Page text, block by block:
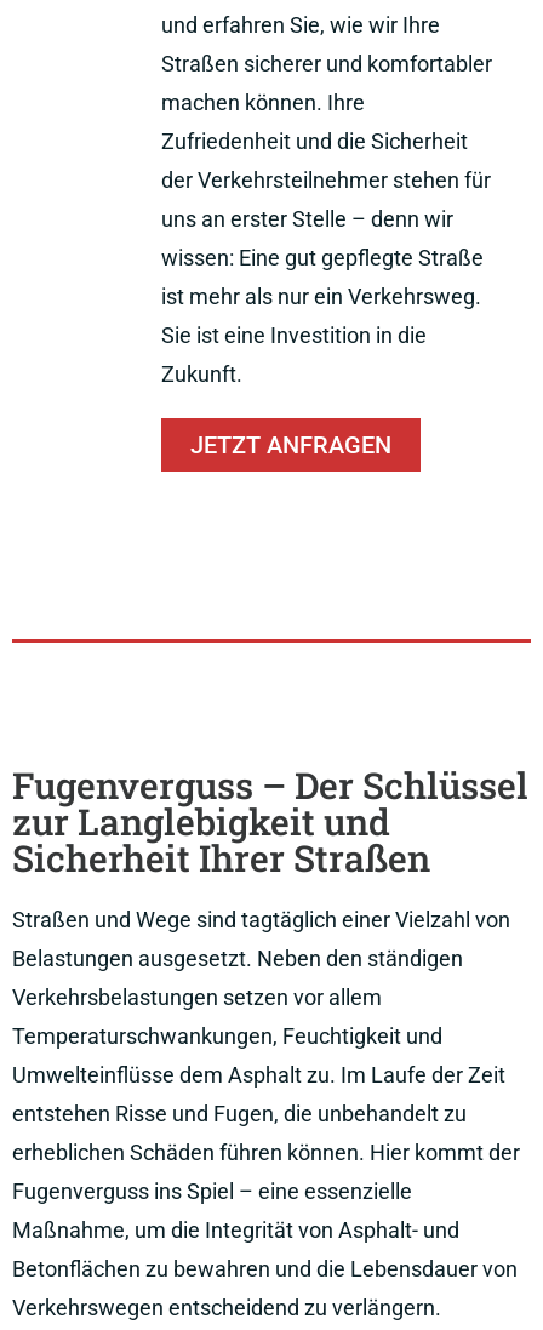
und erfahren Sie, wie wir Ihre
Straßen sicherer und komfortabler
machen können. Ihre
Zufriedenheit und die Sicherheit
der Verkehrsteilnehmer stehen für
uns an erster Stelle – denn wir
wissen: Eine gut gepflegte Straße
ist mehr als nur ein Verkehrsweg.
Sie ist eine Investition in die
Zukunft.
JETZT ANFRAGEN
Fugenverguss – Der Schlüssel
zur Langlebigkeit und
Sicherheit Ihrer Straßen
Straßen und Wege sind tagtäglich einer Vielzahl von
Belastungen ausgesetzt. Neben den ständigen
Verkehrsbelastungen setzen vor allem
Temperaturschwankungen, Feuchtigkeit und
Umwelteinflüsse dem Asphalt zu. Im Laufe der Zeit
entstehen Risse und Fugen, die unbehandelt zu
erheblichen Schäden führen können. Hier kommt der
Fugenverguss ins Spiel – eine essenzielle
Maßnahme, um die Integrität von Asphalt- und
Betonflächen zu bewahren und die Lebensdauer von
Verkehrswegen entscheidend zu verlängern.